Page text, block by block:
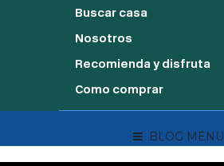
Buscar casa
Nosotros
Recomienda y disfruta
Como comprar
BLOG MENU